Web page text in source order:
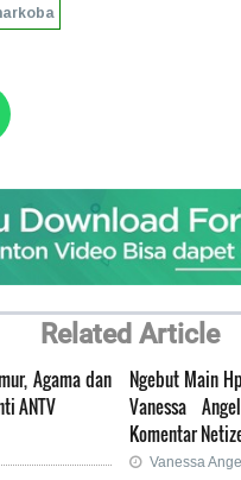
Related Article
Agama dan
ANTV
Ngebut Main
Vanessa
Komentar
Vanessa